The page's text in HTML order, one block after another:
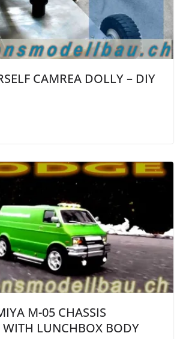
CAMREA DOLLY – DIY
M-05 CHASSIS
LUNCHBOX BODY